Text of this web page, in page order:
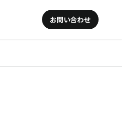
お問い合わせ